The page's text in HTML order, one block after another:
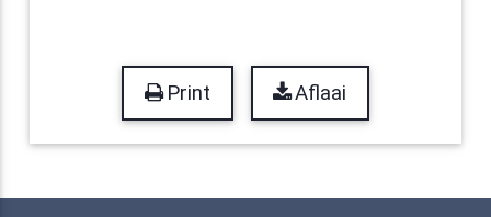
Print Aflaai